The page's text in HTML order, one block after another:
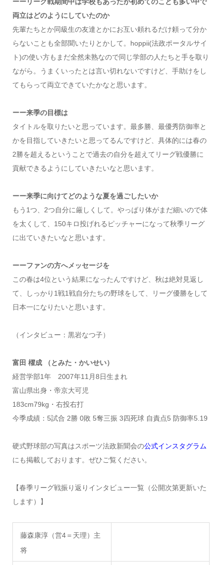
両立はどのようにしていたのか
先輩たちとか同級生の友達とかにお互い頼れるだけ頼って分か
らないことも全部聞いたりとかして。hoppii(法政ポータルサイ
ト)の使い方もまだ全然未熟なので同じ学部の人たちと手を取り
ながら。うまくいったとは言い切れないですけど、手助けをし
てもらって両立できていたかなと思います。
ーー来季の目標は
タイトルを取りたいと思っています。最多勝、最優秀防御率と
かを目指していきたいと思ってるんですけど、具体的には春の
2勝を超えるということで過去の自分を超えてリーグ戦優勝に
貢献できるようにしていきたいなと思います。
ーー来季に向けてどのような夏を過ごしたいか
もう1つ、2つ自分に厳しくして。やっぱり体がまだ細いので体
を太くして、150キロ投げれるピッチャーになって秋季リーグ
に出ていきたいなと思います。
ーーファンの方へメッセージを
この春は4位という結果になったんですけど、秋は絶対見返し
て、しっかり1戦1戦自分たちの野球をして、リーグ優勝をして
日本一になりたいと思います。
（インタビュー：黒岩なつ子）
富田 櫂成 （とみた・かいせい）
経営学部1年 2007年11月8日生まれ
富山県出身・帝京大可児
183cm79kg・右投右打
今季成績：5試合 2勝 0敗 5奪三振 3四死球 自責点5 防御率5.19
硬式野球部の写真はスポーツ法政新聞会の公式インスタグラム
にも掲載しております。ぜひご覧ください。
【春季リーグ戦振り返りインタビュー一覧（公開次第更新いた
します）】
藤森康淳（営4＝天理）主
将